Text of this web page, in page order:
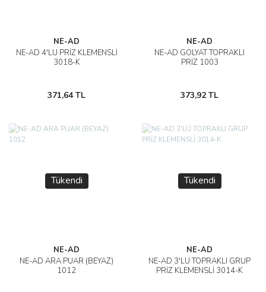
NE-AD
NE-AD 4'LÜ PRİZ KLEMENSLİ
3018-K
371,64 TL
NE-AD
NE-AD GOLYAT TOPRAKLI
PRİZ 1003
373,92 TL
Tükendi
NE-AD
NE-AD ARA PUAR (BEYAZ)
1012
Tükendi
NE-AD
NE-AD 3'LÜ TOPRAKLI GRUP
PRİZ KLEMENSLİ 3014-K